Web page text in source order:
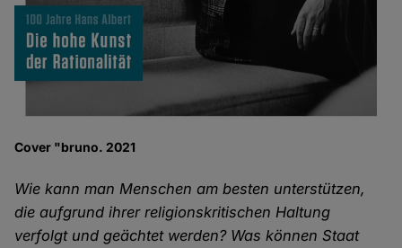
Cover "bruno. 2021
Wie kann man Menschen am besten unterstützen,
die aufgrund ihrer religionskritischen Haltung
verfolgt und geächtet werden? Was können Staat